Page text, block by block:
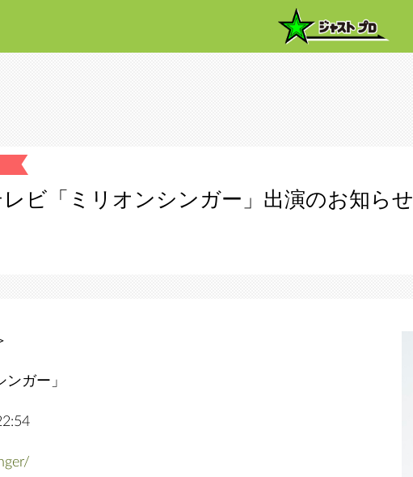
ビ「ミリオンシンガー」出演のお知らせ
ガー」